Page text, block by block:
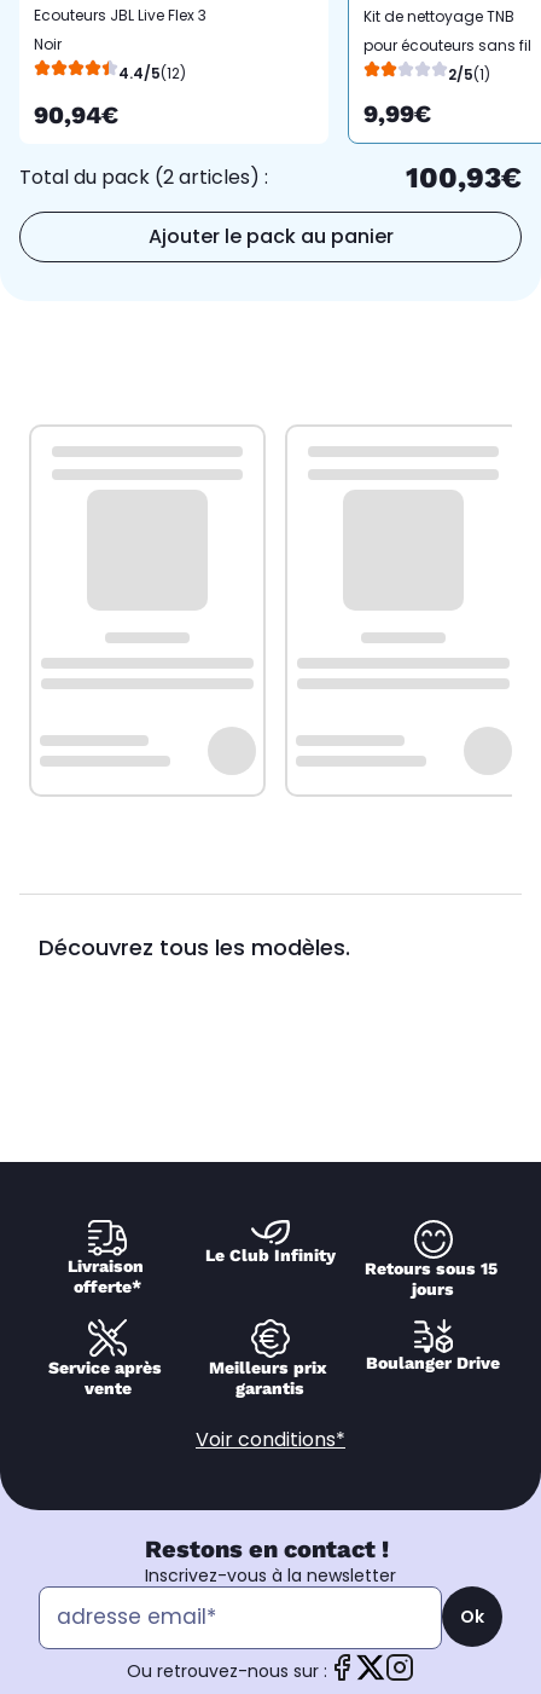
Ecouteurs JBL Live Flex 3
Noir
4.4/5(12)
90,94€
Kit de nettoyage TNB
pour écouteurs sans fil
2/5(1)
9,99€
Total du pack (2 articles) : 100,93€
Ajouter le pack au panier
Découvrez tous les modèles.
Livraison
offerte*
Le Club Infinity
Retours sous 15
jours
Service après
vente
Meilleurs prix
garantis
Boulanger Drive
Voir conditions*
Restons en contact !
Inscrivez-vous à la newsletter
Ok
Ou retrouvez-nous sur :